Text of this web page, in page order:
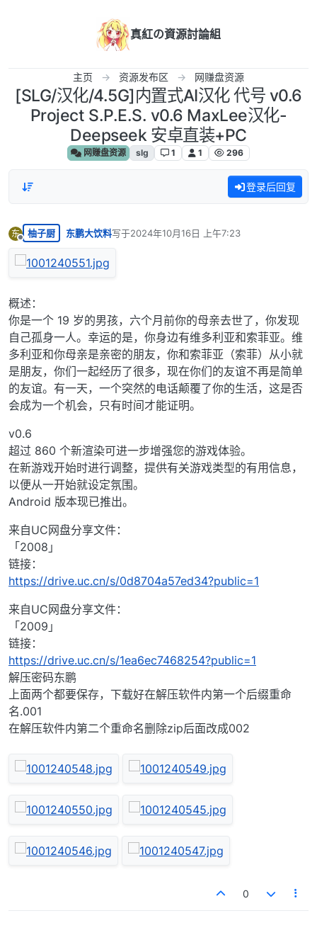
真紅の資源討論組
主页 资源发布区 网赚盘资源
[SLG/汉化/4.5G]内置式AI汉化 代号 v0.6
Project S.P.E.S. v0.6 MaxLee汉化-
Deepseek 安卓直装+PC
网赚盘资源 slg 1 1 296
登录后回复
东
离线
柚子厨 东鹏大饮料写于2024年10月16日 上午7:23
最后由 编辑
概述：
你是一个 19 岁的男孩，六个月前你的母亲去世了，你发现
自己孤身一人。幸运的是，你身边有维多利亚和索菲亚。维
多利亚和你母亲是亲密的朋友，你和索菲亚（索菲）从小就
是朋友，你们一起经历了很多，现在你们的友谊不再是简单
的友谊。有一天，一个突然的电话颠覆了你的生活，这是否
会成为一个机会，只有时间才能证明。
v0.6
超过 860 个新渲染可进一步增强您的游戏体验。
在新游戏开始时进行调整，提供有关游戏类型的有用信息，
以便从一开始就设定氛围。
Android 版本现已推出。
来自UC网盘分享文件：
「2008」
链接：
https://drive.uc.cn/s/0d8704a57ed34?public=1
来自UC网盘分享文件：
「2009」
链接：
https://drive.uc.cn/s/1ea6ec7468254?public=1
解压密码东鹏
上面两个都要保存，下载好在解压软件内第一个后缀重命
名.001
在解压软件内第二个重命名删除zip后面改成002
0